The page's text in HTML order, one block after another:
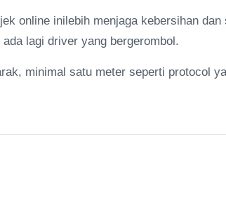
online inilebih menjaga kebersihan
lagi driver yang bergerombol.
minimal satu meter seperti protocol